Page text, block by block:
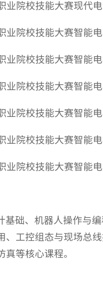
业院校技能大赛现代
业院校技能大赛智能
业院校技能大赛智能
业院校技能大赛智能
业院校技能大赛智能
业院校技能大赛智能
业院校技能大赛智能
基础、机器人操作与
、工控组态与现场总
真等核心课程。